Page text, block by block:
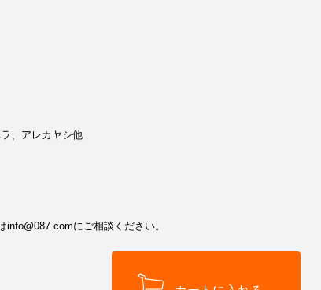
、アレカヤシ他
にご相談ください。